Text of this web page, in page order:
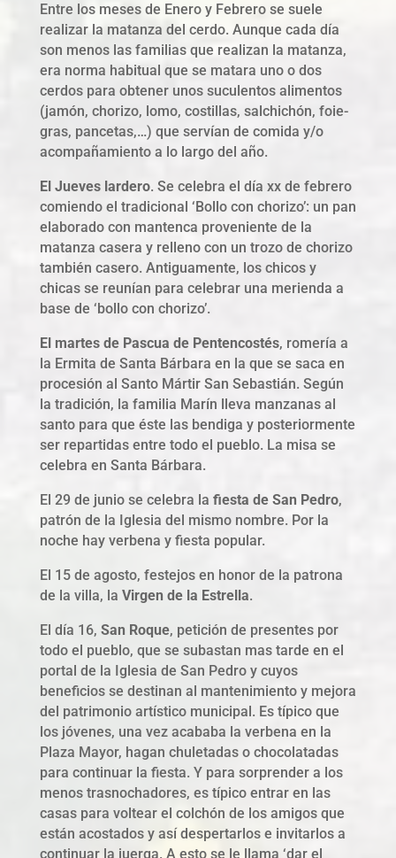
Entre los meses de Enero y Febrero se suele
realizar la matanza del cerdo. Aunque cada día
son menos las familias que realizan la matanza,
era norma habitual que se matara uno o dos
cerdos para obtener unos suculentos alimentos
(jamón, chorizo, lomo, costillas, salchichón, foie-
gras, pancetas,…) que servían de comida y/o
acompañamiento a lo largo del año.
El Jueves lardero. Se celebra el día xx de febrero
comiendo el tradicional ‘Bollo con chorizo’: un pan
elaborado con mantenca proveniente de la
matanza casera y relleno con un trozo de chorizo
también casero. Antiguamente, los chicos y
chicas se reunían para celebrar una merienda a
base de ‘bollo con chorizo’.
El martes de Pascua de Pentencostés, romería a
la Ermita de Santa Bárbara en la que se saca en
procesión al Santo Mártir San Sebastián. Según
la tradición, la familia Marín lleva manzanas al
santo para que éste las bendiga y posteriormente
ser repartidas entre todo el pueblo. La misa se
celebra en Santa Bárbara.
El 29 de junio se celebra la fiesta de San Pedro,
patrón de la Iglesia del mismo nombre. Por la
noche hay verbena y fiesta popular.
El 15 de agosto, festejos en honor de la patrona
de la villa, la Virgen de la Estrella.
El día 16, San Roque, petición de presentes por
todo el pueblo, que se subastan mas tarde en el
portal de la Iglesia de San Pedro y cuyos
beneficios se destinan al mantenimiento y mejora
del patrimonio artístico municipal. Es típico que
los jóvenes, una vez acababa la verbena en la
Plaza Mayor, hagan chuletadas o chocolatadas
para continuar la fiesta. Y para sorprender a los
menos trasnochadores, es típico entrar en las
casas para voltear el colchón de los amigos que
están acostados y así despertarlos e invitarlos a
continuar la juerga. A esto se le llama ‘dar el